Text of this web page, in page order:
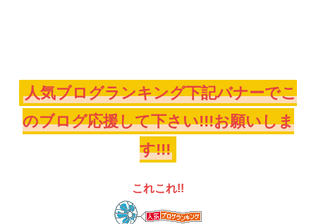
人気ブログランキング下記バナーでこ
のブログ応援して下さい!!!お願いしま
す!!!
これこれ!!